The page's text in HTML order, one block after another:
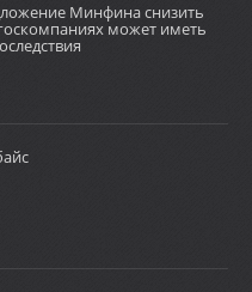
Минфина снизить
может иметь